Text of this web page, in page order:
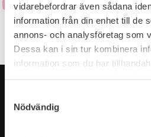
vidarebefordrar även sådana
information från din enhet till de
annons- och analysföretag som
Dessa kan i sin tur kombinera
information som du har
Nödvändig